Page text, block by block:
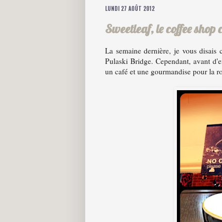
LUNDI 27 AOÛT 2012
Sweetleaf, le coffee shop
La semaine dernière, je vous
Pulaski Bridge. Cependant, avant
un café et une gourmandise pour la